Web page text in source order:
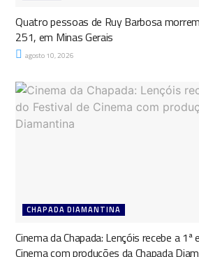
Quatro pessoas de Ruy Barbosa
251, em Minas Gerais
agosto 10, 2026
CHAPADA DIAMANTINA
Cinema da Chapada: Lençóis recebe a
Cinema com produções da Chapada